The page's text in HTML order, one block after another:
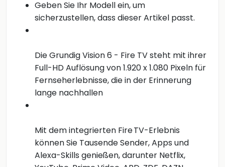
Geben Sie Ihr Modell ein, um
sicherzustellen, dass dieser Artikel passt.
Die Grundig Vision 6 - Fire TV steht mit ihrer
Full-HD Auflösung von 1.920 x 1.080 Pixeln für
Fernseherlebnisse, die in der Erinnerung
lange nachhallen
Mit dem integrierten Fire TV-Erlebnis
können Sie Tausende Sender, Apps und
Alexa-Skills genießen, darunter Netflix,